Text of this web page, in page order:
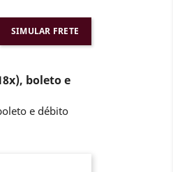
SIMULAR FRETE
boleto e